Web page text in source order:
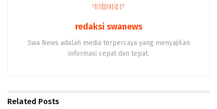
redaksi swanews
Swa News adalah media terpercaya yang menyajikan
informasi cepat dan tepat.
Related Posts